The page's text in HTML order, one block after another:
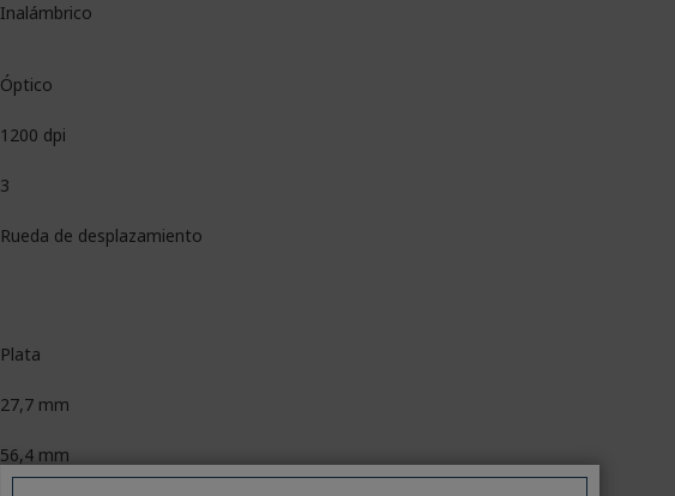
Inalámbrico
Óptico
1200 dpi
3
Rueda de desplazamiento
Plata
27,7 mm
56,4 mm